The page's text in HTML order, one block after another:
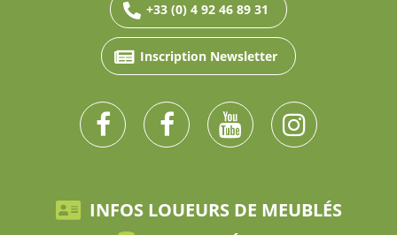
+33 (0) 4 92 46 89 31
Inscription Newsletter
INFOS LOUEURS DE MEUBLÉS